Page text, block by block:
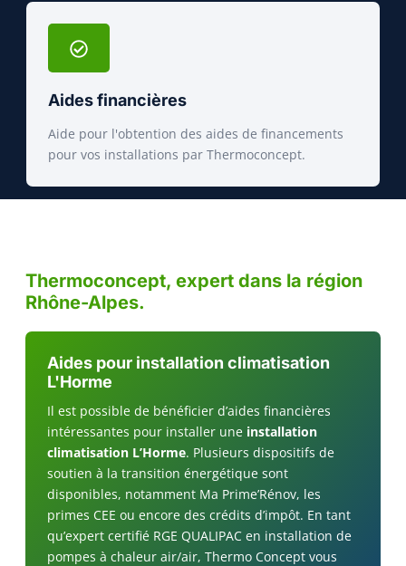
Aides financières
Aide pour l'obtention des aides de financements
pour vos installations par Thermoconcept.
Thermoconcept, expert dans la région
Rhône-Alpes.
Aides pour installation climatisation
L'Horme
Il est possible de bénéficier d’aides financières
intéressantes pour installer une installation
climatisation L’Horme. Plusieurs dispositifs de
soutien à la transition énergétique sont
disponibles, notamment Ma Prime’Rénov, les
primes CEE ou encore des crédits d’impôt. En tant
qu’expert certifié RGE QUALIPAC en installation de
pompes à chaleur air/air, Thermo Concept vous